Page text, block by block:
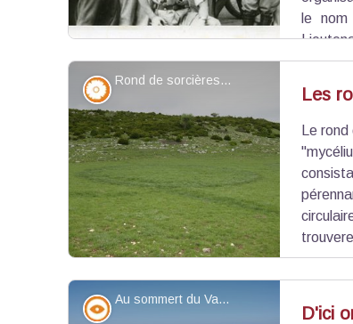
Voir l'image en plein écran
le
nombreux réfractaires au STO – service
centaine d’hommes et fonctionnera
Rond de sorcières sur le Margès - ©Jordan Lacoste - PNR Verdon
Flore Les
Le
Au sommert du Var - ©Stefano Blanc - PNR Verdon
Point de vue - sommet D'ici